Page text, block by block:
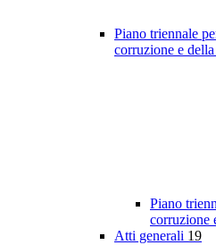
Piano triennale
corruzione e della
Piano
corruzione
Atti generali 19